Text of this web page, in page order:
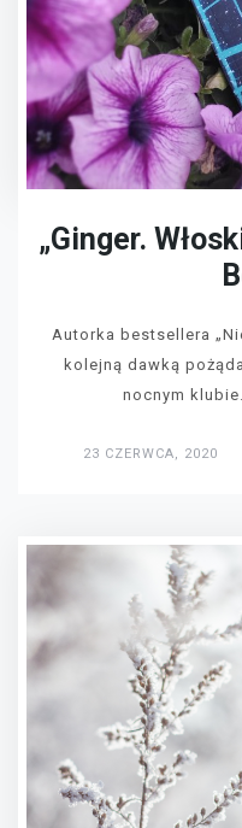
„Ginger.
Autorka bestsellera
kolejną dawką
nocnym
23 CZERWCA, 2020